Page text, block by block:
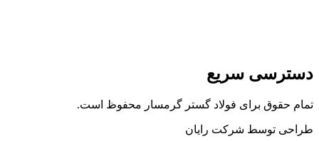
دسترسی سریع
تمام حقوق برای فولاد گستر گرمسار محفوظ است.
طراحی توسط شرکت رایان